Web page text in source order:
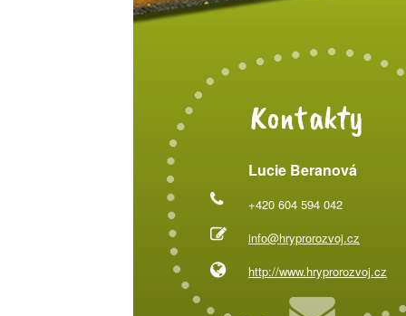
Kontakty
Lucie Beranová
+420 604 594 042
info@hryprorozvoj.cz
http://www.hryprorozvoj.cz